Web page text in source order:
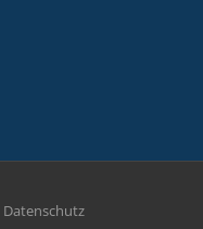
Datenschutz